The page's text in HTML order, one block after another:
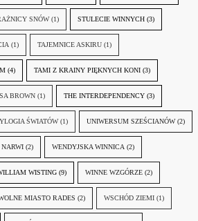
SNÓW (1) STULECIE WINNYCH (3)
(1) TAJEMNICE ASKIRU (1)
(4) TAMI Z KRAINY PIĘKNYCH KONI (3)
BROWN (1) THE INTERDEPENDENCY (3)
ŚWIATÓW (1) UNIWERSUM SZEŚCIANÓW (2)
(2) WENDYJSKA WINNICA (2)
WISTING (9) WINNE WZGÓRZE (2)
MIASTO RADES (2) WSCHÓD ZIEMI (1)